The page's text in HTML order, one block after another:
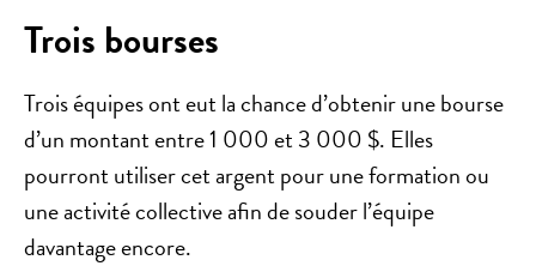
Trois bourses
Trois équipes ont eut la chance d’obtenir une bourse
d’un montant entre 1 000 et 3 000 $. Elles
pourront utiliser cet argent pour une formation ou
une activité collective afin de souder l’équipe
davantage encore.